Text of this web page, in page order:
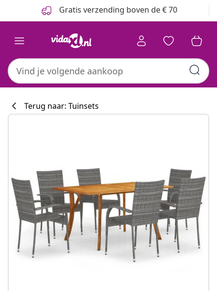
Gratis verzending boven de € 70
Terug naar: Tuinsets